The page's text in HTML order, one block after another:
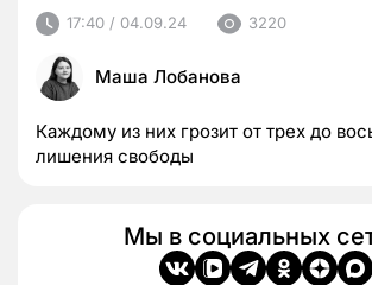
17:40 / 04.09.24 3220
Маша Лобанова
Каждому из них грозит от трех до
лишения свободы
Мы в социальных